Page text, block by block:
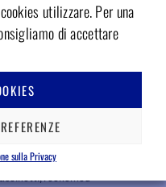
utilizzare. Per una
di accettare
sulla Privacy
Line standard,senza